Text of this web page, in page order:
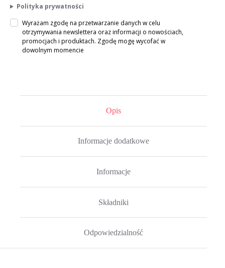
Polityka prywatności
Wyrażam zgodę na przetwarzanie danych w celu
otrzymywania newslettera oraz informacji o nowościach,
promocjach i produktach. Zgodę mogę wycofać w
dowolnym momencie
Opis
Informacje dodatkowe
Informacje
Składniki
Odpowiedzialność